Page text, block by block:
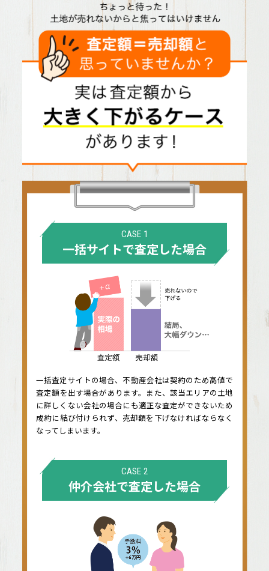
CASE 1
一括サイトで査定した場合
一括査定サイトの場合、不動産会社は契約のため高値で
査定額を出す場合があります。また、該当エリアの土地
に詳しくない会社の場合にも適正な査定ができないため
成約に結び付けられず、売却額を下げなければならなく
なってしまいます。
CASE 2
仲介会社で査定した場合